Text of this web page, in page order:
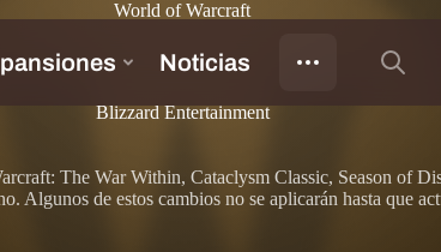
World of Warcraft
Blizzard Entertainment
The War Within, Cataclysm Classic, Season of
Algunos de estos cambios no se aplicarán hasta que